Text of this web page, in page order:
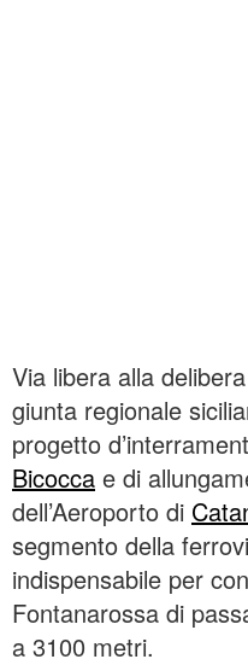
Via libera alla
giunta regionale
progetto
Bicocca e di
dell’Aeroporto di
segmento della
indispensabile per
Fontanarossa di
a 3100 metri.